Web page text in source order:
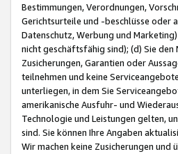
Bestimmungen, Verordnungen,
Gerichtsurteile und -beschlüsse oder
Datenschutz, Werbung und
nicht geschäftsfähig sind); (d) Sie
Zusicherungen, Garantien oder
teilnehmen und keine
unterliegen, in dem Sie
amerikanische Ausfuhr- und
Technologie und Leistungen gelten,
sind. Sie können Ihre Angaben
Wir machen keine Zusicherungen